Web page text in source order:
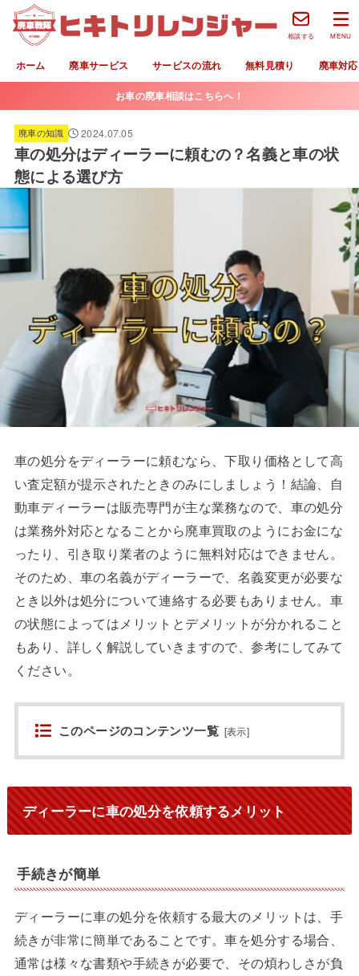
ホーム 廃車サービス サービスの流れ 無料見積り 廃車対
相談する MENU
お車の廃車相談はこちらへ！
廃車の知識 2024.07.05
車の処分はディーラーに頼むの？名義と車の状
態による選び方
車の処分をディーラーに頼むなら、下取り価格として高
い査定額が提示されたときのみにしましょう！結論、自
動車ディーラーは販売専門が主な業務なので、車の処分
は業務外対応となることから廃車買取のようにお金にな
ったり、引き取り業者のように無料対応はできません。
そのため、車の名義がディーラーで、名義変更が必要な
とき以外は処分について連絡する必要もありません。車
の状態によってはメリットとデメリットが分かれること
もあり、詳しく解説していきますので、参考にしてみて
ください。
このページのコンテンツ一覧 [表示]
ディーラーに車の処分を依頼するメリット
手続きが簡単
ディーラーに車の処分を依頼する最大のメリットは、手
続きが非常に簡単であることです。車を処分する場合、
通常は様々な書類や手続きが必要で、その煩わしさが負